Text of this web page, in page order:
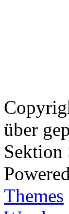
über
Sektion
Themes